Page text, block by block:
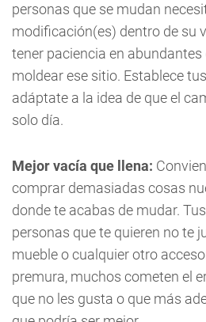
personas que se mudan
modificación(es) dentro de su
tener paciencia en
moldear ese sitio. Establece
adáptate a la idea de que el
solo día.
Mejor vacía que llena:
comprar demasiadas cosas
donde te acabas de mudar.
personas que te quieren no te
mueble o cualquier otro
premura, muchos cometen el
que no les gusta o que más